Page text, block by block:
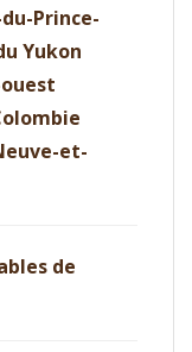
Prince-
Yukon
et-
de